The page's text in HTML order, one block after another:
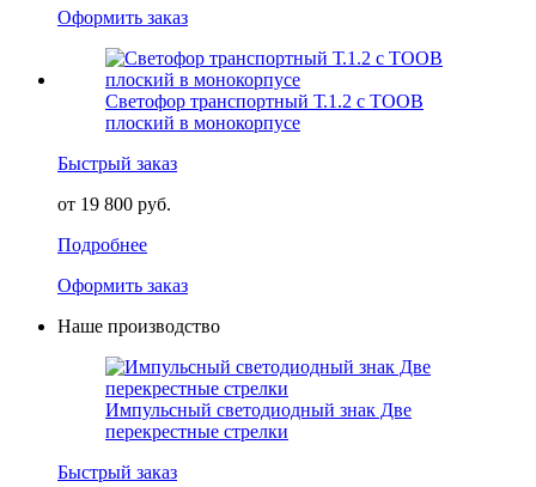
Оформить заказ
Светофор транспортный Т.1.2 с ТООВ
плоский в монокорпусе
Быстрый заказ
от 19 800 руб.
Подробнее
Оформить заказ
Наше производство
Импульсный светодиодный знак Две
перекрестные стрелки
Быстрый заказ